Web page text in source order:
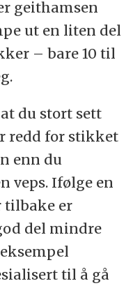
geithamsen
ut en liten del
– bare 10 til
du stort sett
redd for stikket
enn du
veps. Ifølge en
tilbake er
del mindre
til å gå